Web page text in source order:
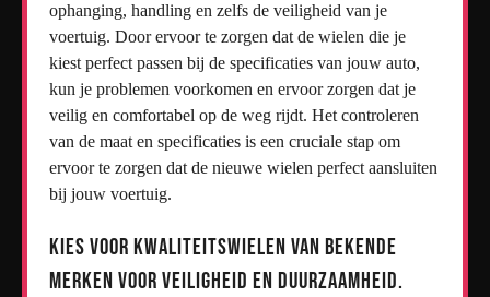
ophanging, handling en zelfs de veiligheid van je
voertuig. Door ervoor te zorgen dat de wielen die je
kiest perfect passen bij de specificaties van jouw auto,
kun je problemen voorkomen en ervoor zorgen dat je
veilig en comfortabel op de weg rijdt. Het controleren
van de maat en specificaties is een cruciale stap om
ervoor te zorgen dat de nieuwe wielen perfect aansluiten
bij jouw voertuig.
Kies voor kwaliteitswielen van bekende
merken voor veiligheid en duurzaamheid.